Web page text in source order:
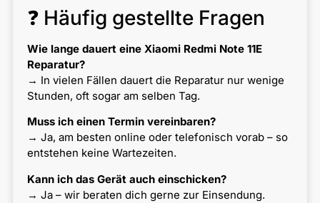
❓ Häufig gestellte Fragen
Wie lange dauert eine Xiaomi Redmi Note 11E
Reparatur?
→ In vielen Fällen dauert die Reparatur nur wenige
Stunden, oft sogar am selben Tag.
Muss ich einen Termin vereinbaren?
→ Ja, am besten online oder telefonisch vorab – so
entstehen keine Wartezeiten.
Kann ich das Gerät auch einschicken?
→ Ja – wir beraten dich gerne zur Einsendung.